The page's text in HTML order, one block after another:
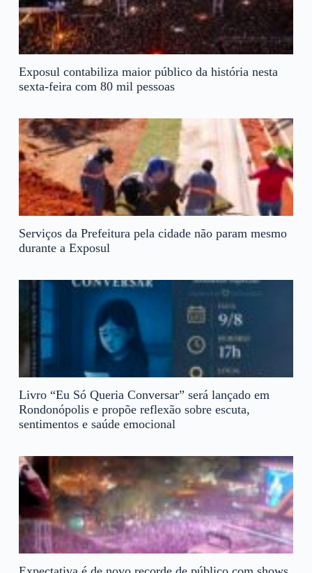
Exposul contabiliza maior público da história nesta
sexta-feira com 80 mil pessoas
Serviços da Prefeitura pela cidade não param mesmo
durante a Exposul
Livro “Eu Só Queria Conversar” será lançado em
Rondonópolis e propõe reflexão sobre escuta,
sentimentos e saúde emocional